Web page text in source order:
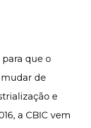
que o
de
e
a CBIC vem